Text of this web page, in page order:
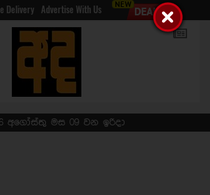
Delivery Advertise With Us
අගෝස්තු මස 09 වන ඉරිදා